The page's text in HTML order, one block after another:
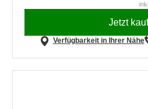
Jetzt
Verfügbarkeit in Ihrer Nähe